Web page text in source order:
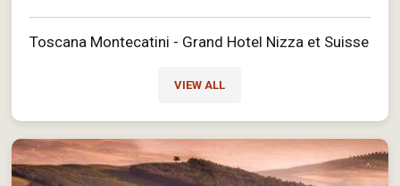
Toscana Montecatini - Grand Hotel Nizza et Suisse
VIEW ALL